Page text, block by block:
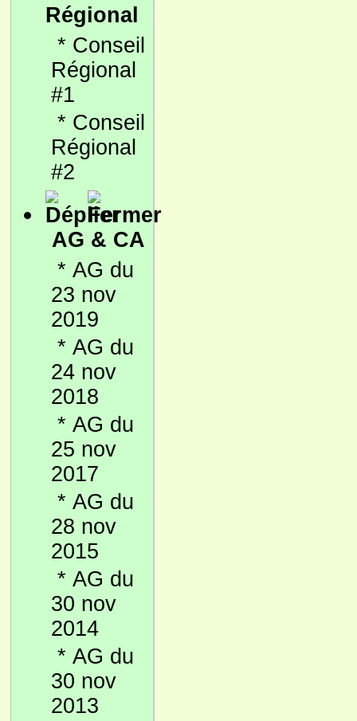
Régional
* Conseil
Régional
#1
* Conseil
Régional
#2
AG & CA
* AG du
23 nov
2019
* AG du
24 nov
2018
* AG du
25 nov
2017
* AG du
28 nov
2015
* AG du
30 nov
2014
* AG du
30 nov
2013